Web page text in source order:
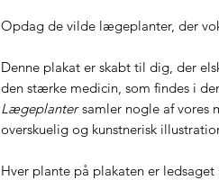
Opdag de vilde lægeplanter, der
Denne plakat er skabt til dig, der
den stærke medicin, som findes i
Lægeplantersamler nogle af vores
overskuelig og kunstnerisk
Hver plante på plakaten er ledsaget